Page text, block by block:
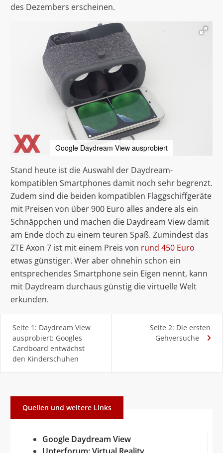
des Dezembers erscheinen.
Google Daydream View ausprobiert
Stand heute ist die Auswahl der Daydream-
kompatiblen Smartphones damit noch sehr begrenzt.
Zudem sind die beiden kompatiblen Flaggschiffgeräte
mit Preisen von über 900 Euro alles andere als ein
Schnäppchen und machen die Daydream View damit
am Ende doch zu einem teuren Spaß. Zumindest das
ZTE Axon 7 ist mit einem Preis von rund 450 Euro
etwas günstiger. Wer aber ohnehin schon ein
entsprechendes Smartphone sein Eigen nennt, kann
mit Daydream durchaus günstig die virtuelle Welt
erkunden.
Seite 1: Daydream View
ausprobiert: Googles
Cardboard entwächst
den Kinderschuhen
Seite 2: Die ersten
Gehversuche
Quellen und weitere Links
Google Daydream View